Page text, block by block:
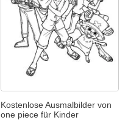
Kostenlose Ausmalbilder von
one piece für Kinder